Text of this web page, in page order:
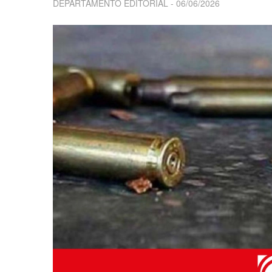
DEPARTAMENTO EDITORIAL 06/06/2026